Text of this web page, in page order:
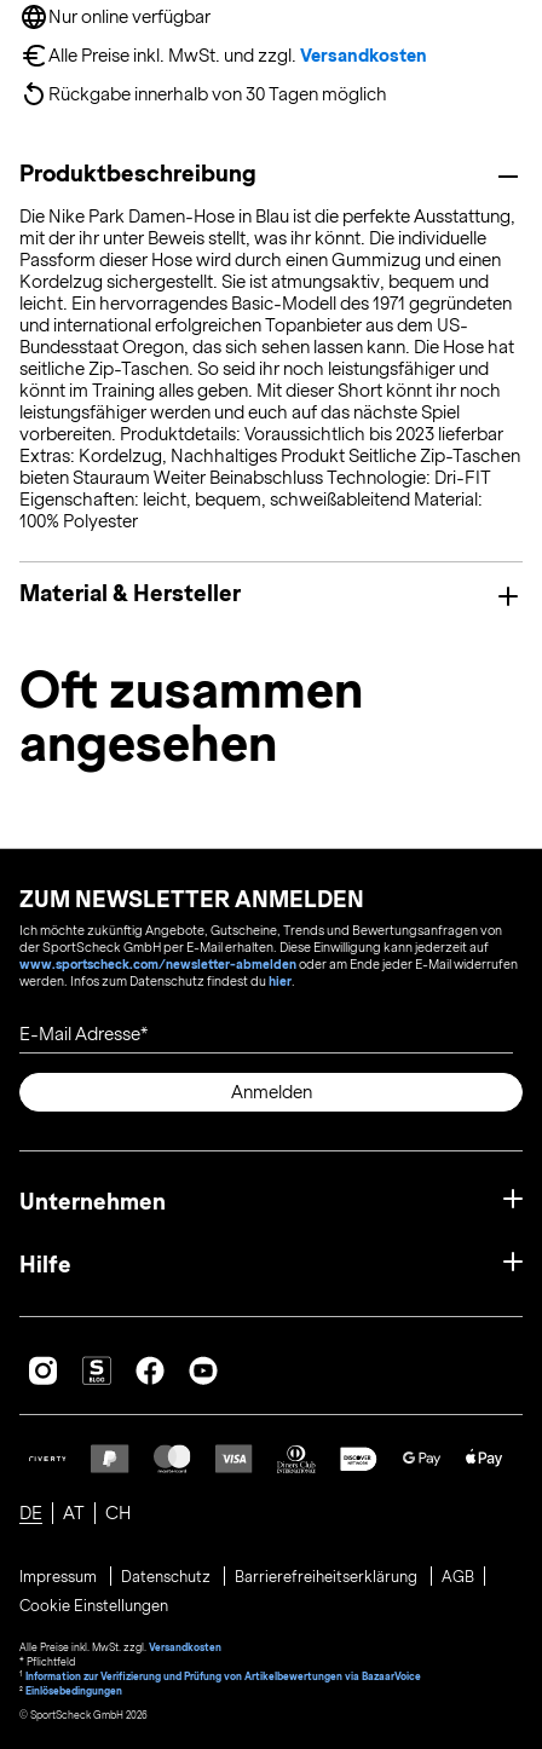
Nur online verfügbar
Alle Preise inkl. MwSt. und zzgl. Versandkosten
Rückgabe innerhalb von 30 Tagen möglich
Produktbeschreibung
Die Nike Park Damen-Hose in Blau ist die perfekte Ausstattung,
mit der ihr unter Beweis stellt, was ihr könnt. Die individuelle
Passform dieser Hose wird durch einen Gummizug und einen
Kordelzug sichergestellt. Sie ist atmungsaktiv, bequem und
leicht. Ein hervorragendes Basic-Modell des 1971 gegründeten
und international erfolgreichen Topanbieter aus dem US-
Bundesstaat Oregon, das sich sehen lassen kann. Die Hose hat
seitliche Zip-Taschen. So seid ihr noch leistungsfähiger und
könnt im Training alles geben. Mit dieser Short könnt ihr noch
leistungsfähiger werden und euch auf das nächste Spiel
vorbereiten. Produktdetails: Voraussichtlich bis 2023 lieferbar
Extras: Kordelzug, Nachhaltiges Produkt Seitliche Zip-Taschen
bieten Stauraum Weiter Beinabschluss Technologie: Dri-FIT
Eigenschaften: leicht, bequem, schweißableitend Material:
100% Polyester
Material & Hersteller
Oft zusammen
angesehen
ZUM NEWSLETTER ANMELDEN
Ich möchte zukünftig Angebote, Gutscheine, Trends und Bewertungsanfragen von
der SportScheck GmbH per E-Mail erhalten. Diese Einwilligung kann jederzeit auf
www.sportscheck.com/newsletter-abmeldenoder am Ende jeder E-Mail widerrufen
werden. Infos zum Datenschutz findest duhier
E-Mail Adresse
Anmelden
Unternehmen
Hilfe
DE AT CH
Impressum Datenschutz Barrierefreiheitserklärung
AGB
Cookie Einstellungen
Alle Preise inkl. MwSt. zzgl. Versandkosten
* Pflichtfeld
1
Information zur Verifizierung und Prüfung von Artikelbewertungen via BazaarVoice
² Einlösebedingungen
© SportScheck GmbH 2026